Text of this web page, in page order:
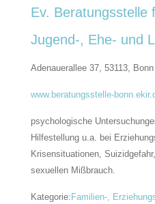
Ev. Beratungsstelle
Jugend-, Ehe- und
Adenauerallee 37, 53113, Bonn
www.beratungsstelle-
psychologische
Hilfestellung u.a. bei
Krisensituationen,
sexuellen Mißbrauch.
Kategorie: Familien-,